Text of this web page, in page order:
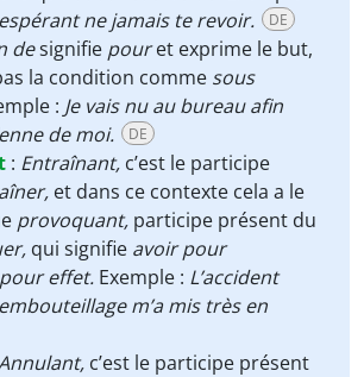
ne jamais te revoir. DE
designifie pouret exprime le but,
la condition comme sous
: Je vais nu au bureau afin
de moi.
DE
: Entraînant, c’est le participe
et dans ce contexte cela a le
provoquant, participe présent du
qui signifie avoir pour
effet. Exemple : L’accident
m’a mis très en
c’est le participe présent